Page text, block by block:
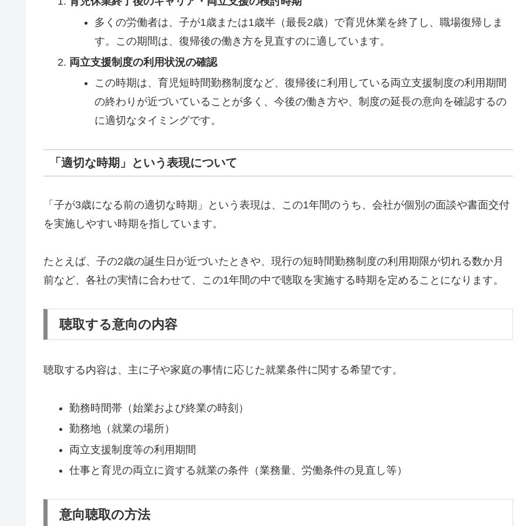
多くの労働者は、子が1歳または1歳半（最長2歳）で育児休業を終了し、職場復帰しま
す。この期間は、復帰後の働き方を見直すのに適しています。
両立支援制度の利用状況の確認
この時期は、育児短時間勤務制度など、復帰後に利用している両立支援制度の利用期間
の終わりが近づいていることが多く、今後の働き方や、制度の延長の意向を確認するの
に適切なタイミングです。
「適切な時期」という表現について
「子が3歳になる前の適切な時期」という表現は、この1年間のうち、会社が個別の面談や書面交付
を実施しやすい時期を指しています。
たとえば、子の2歳の誕生日が近づいたときや、現行の短時間勤務制度の利用期限が切れる数か月
前など、各社の実情に合わせて、この1年間の中で聴取を実施する時期を定めることになります。
聴取する意向の内容
聴取する内容は、主に子や家庭の事情に応じた就業条件に関する希望です。
勤務時間帯（始業および終業の時刻）
勤務地（就業の場所）
両立支援制度等の利用期間
仕事と育児の両立に資する就業の条件（業務量、労働条件の見直し等）
意向聴取の方法